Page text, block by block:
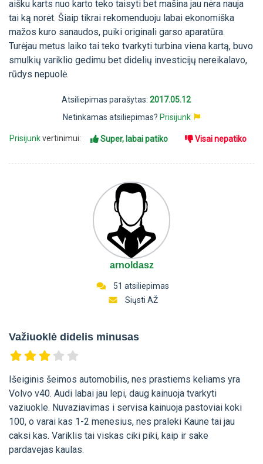
aišku karts nuo karto teko taisyti bet mašina jau nėra nauja
tai ką norėt. Šiaip tikrai rekomenduoju labai ekonomiška
mažos kuro sanaudos, puiki originali garso aparatūra.
Turėjau metus laiko tai teko tvarkyti turbina viena kartą, buvo
smulkių variklio gedimu bet didelių investicijų nereikalavo,
rūdys nepuolė.
Atsiliepimas parašytas: 2017.05.12
Netinkamas atsiliepimas? Prisijunk
Prisijunkvertinimui: Super, labai patiko Visai nepatiko
arnoldasz
51 atsiliepimas
Siųsti AŽ
Važiuoklė didelis minusas
Išeiginis šeimos automobilis, nes prastiems keliams yra
Volvo v40. Audi labai jau lepi, daug kainuoja tvarkyti
vaziuokle. Nuvaziavimas i servisa kainuoja pastoviai koki
100, o varai kas 1-2 menesius, nes praleki Kaune tai jau
caksi kas. Variklis tai viskas ciki piki, kaip ir sake
pardavejas kaulas.